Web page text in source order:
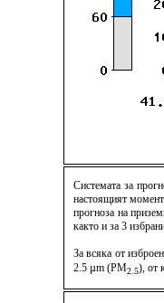
Системата за
настоящият
прогноза на
както и за 3
За всяка от
2.5 µm (PM2.5), от